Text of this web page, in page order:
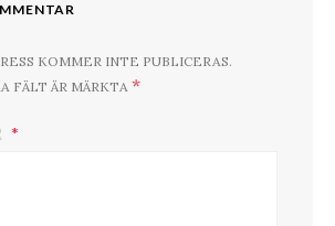
KOMMER INTE PUBLICERAS.
FÄLT ÄR MÄRKTA *